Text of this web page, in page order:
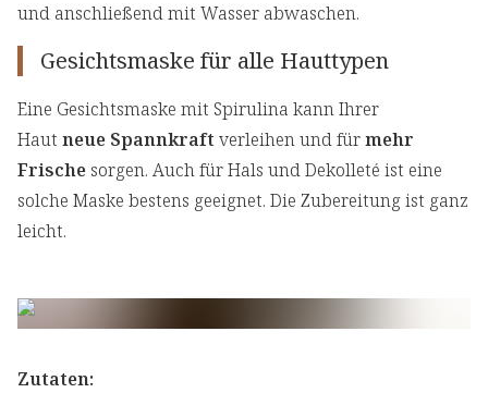
und anschließend mit Wasser abwaschen.
Gesichtsmaske für alle Hauttypen
Eine Gesichtsmaske mit Spirulina kann Ihrer
Haut neue Spannkraft verleihen und fürmehr
Frische sorgen. Auch für Hals und Dekolleté ist eine
solche Maske bestens geeignet. Die Zubereitung ist ganz
leicht.
Zutaten: